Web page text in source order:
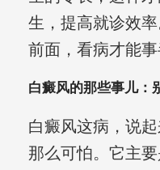
生，提高就诊效
前面，看病才能事
白癜风的那些事儿：
白癜风这病，说
那么可怕。它主